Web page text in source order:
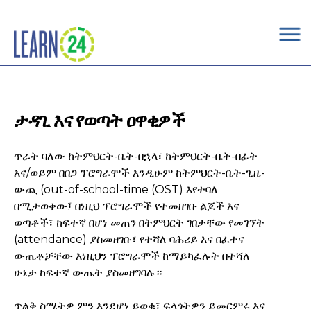
×
ታዳጊ እና የወጣት ዐዋቂዎች
ጥራት ባለው ከትምህርት-ቤት-በኋላ፣ ከትምህርት-ቤት-በፊት
እና/ወይም በበጋ ፕሮግራሞች እንዲሁም ከትምህርት-ቤት-ጊዜ-
ውጪ (out-of-school-time (OST) እየተባለ
በሚታወቀው፤ በነዚህ ፕሮግራሞች የተመዘገቡ ልጆች እና
ወጣቶች፣ ከፍተኛ በሆነ መጠን በትምህርት ገበታቸው የመገኘት
(attendance) ያስመዘገቡ፣ የተሻለ ባሕሪይ እና በፈተና
ውጤቶቻቸው እነዚህን ፕሮግራሞች ከማይካፈሉት በተሻለ
ሁኔታ ከፍተኛ ውጤት ያስመዘግባሉ።
ጥልቅ ስሜትዎ ምን እንደሆነ ይወቁ፣ ፍላጎትዎን ይመርምሩ እና